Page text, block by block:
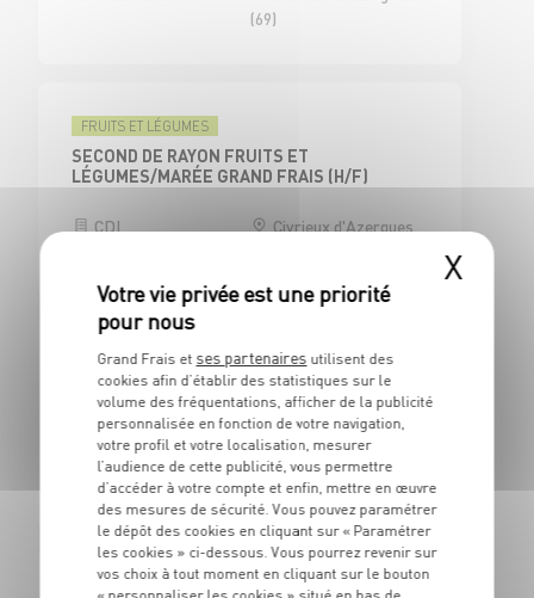
(69)
FRUITS ET LÉGUMES
SECOND DE RAYON FRUITS ET
LÉGUMES/MARÉE GRAND FRAIS (H/F)
CDI
Civrieux d'Azergues
CAISSE
CAISSIER CENTRAL / ADJOINT
RESPONSABLE DE CAISSE - H/F
CDI
Civrieux d'Azergues
(69)
BOUCHERIE
X
Grand Frais et ses partenaires utilisent des
cookies afin d’établir des statistiques sur le
volume des fréquentations, afficher de la publicité
personnalisée en fonction de votre navigation,
votre profil et votre localisation, mesurer
l’audience de cette publicité, vous permettre
d’accéder à votre compte et enfin, mettre en œuvre
des mesures de sécurité. Vous pouvez paramétrer
le dépôt des cookies en cliquant sur « Paramétrer
les cookies » ci-dessous. Vous pourrez revenir sur
vos choix à tout moment en cliquant sur le bouton